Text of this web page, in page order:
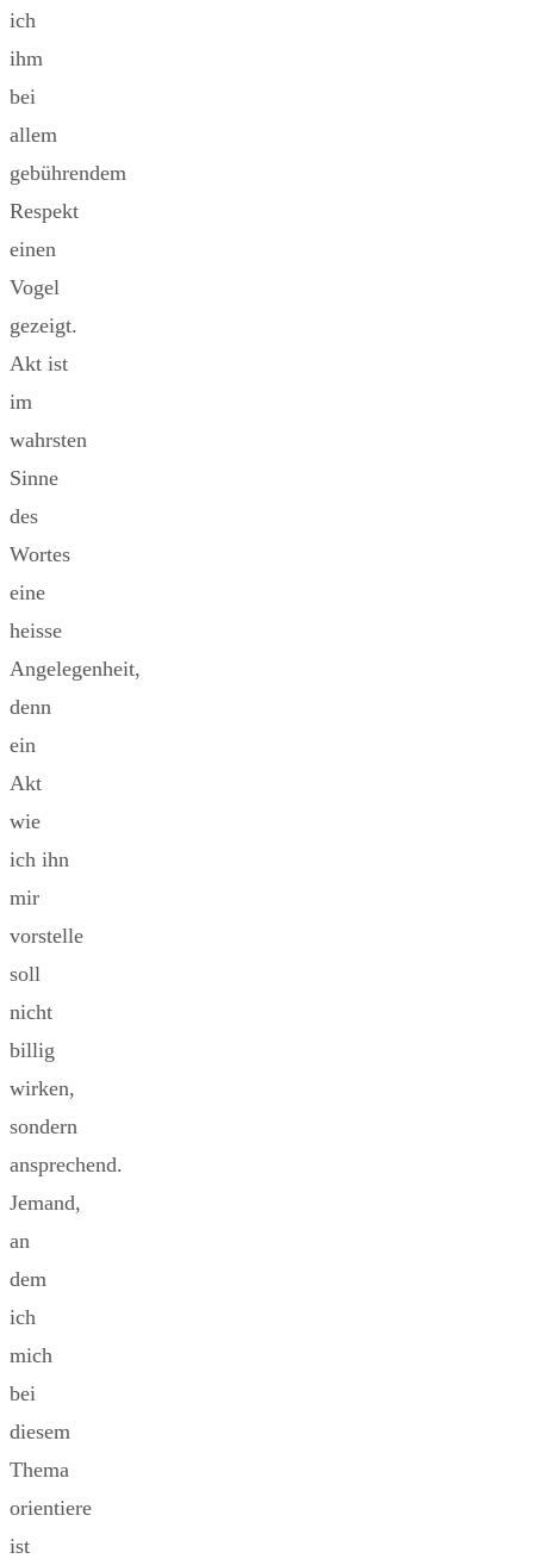
ich
ihm
bei
allem
gebührendem
Respekt
einen
Vogel
gezeigt.
Akt ist
im
wahrsten
Sinne
des
Wortes
eine
heisse
Angelegenheit,
denn
ein
Akt
wie
ich ihn
mir
vorstelle
soll
nicht
billig
wirken,
sondern
ansprechend.
Jemand,
an
dem
ich
mich
bei
diesem
Thema
orientiere
ist